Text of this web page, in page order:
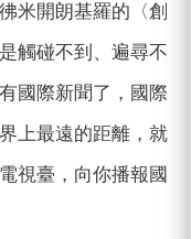
米開朗基羅的〈創
觸碰不到、遍尋不
國際新聞了，國際
上最遠的距離，就
視臺，向你播報國